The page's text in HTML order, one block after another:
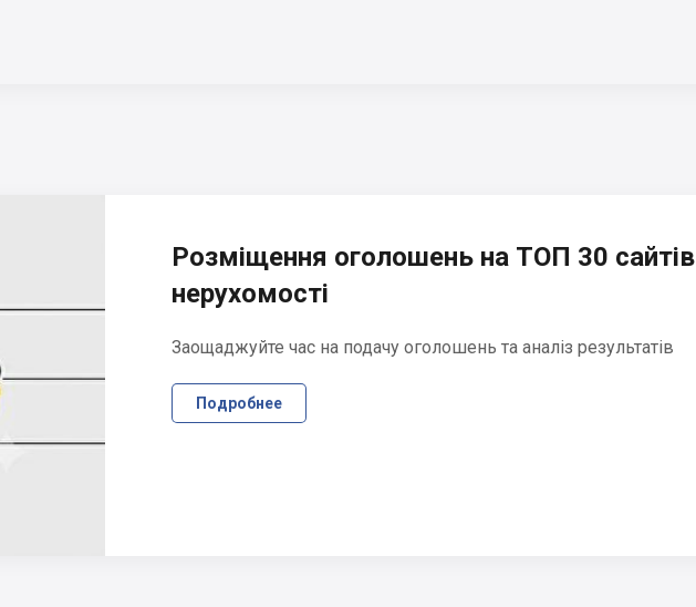
Розміщення оголошень на ТОП 30 сайтів
нерухомості
Заощаджуйте час на подачу оголошень та аналіз результатів
Подробнее